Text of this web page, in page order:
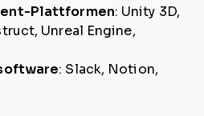
Plattformen: Unity 3D,
Unreal Engine,
: Slack, Notion,